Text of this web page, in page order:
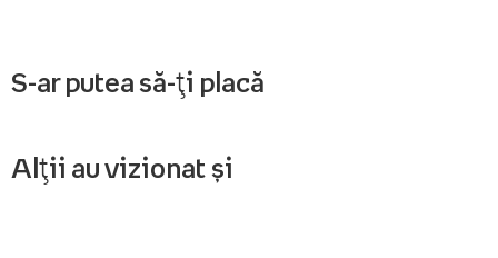
S-ar putea să-ți placă
Alții au vizionat și